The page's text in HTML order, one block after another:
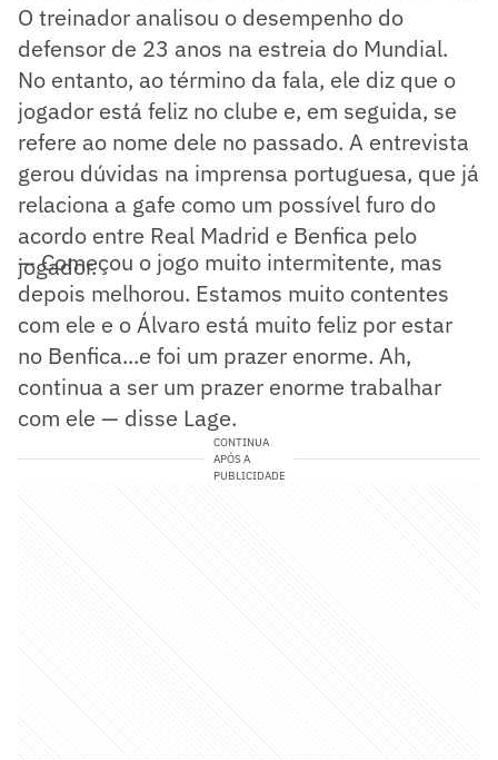
O treinador analisou o desempenho do
defensor de 23 anos na estreia do Mundial.
No entanto, ao término da fala, ele diz que o
jogador está feliz no clube e, em seguida, se
refere ao nome dele no passado. A entrevista
gerou dúvidas na imprensa portuguesa, que já
relaciona a gafe como um possível furo do
acordo entre Real Madrid e Benfica pelo
jogador.
— Começou o jogo muito intermitente, mas
depois melhorou. Estamos muito contentes
com ele e o Álvaro está muito feliz por estar
no Benfica...e foi um prazer enorme. Ah,
continua a ser um prazer enorme trabalhar
com ele — disse Lage.
CONTINUA
APÓS A
PUBLICIDADE